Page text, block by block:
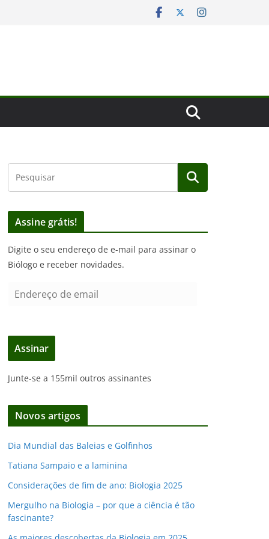
Assine grátis!
Digite o seu endereço de e-mail para assinar o
Biólogo e receber novidades.
e
e
ç
d
e
a
i
Assinar
Junte-se a 155mil outros assinantes
Novos artigos
Dia Mundial das Baleias e Golfinhos
Tatiana Sampaio e a laminina
Considerações de fim de ano: Biologia 2025
Mergulho na Biologia – por que a ciência é tão
fascinante?